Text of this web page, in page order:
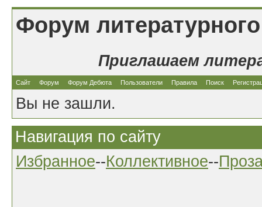
Форум
Приглашаем
Сайт Форум Форум Дебюта Пользователи Правила Поиск
Вы не зашли.
Навигация по сайту
Избранное--Коллективное--